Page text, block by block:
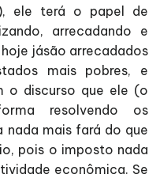
ele terá o papel de
arrecadando e
jásão arrecadados
mais pobres, e
o discurso que ele (o
resolvendo os
nada mais fará do que
pois o imposto nada
econômica. Se